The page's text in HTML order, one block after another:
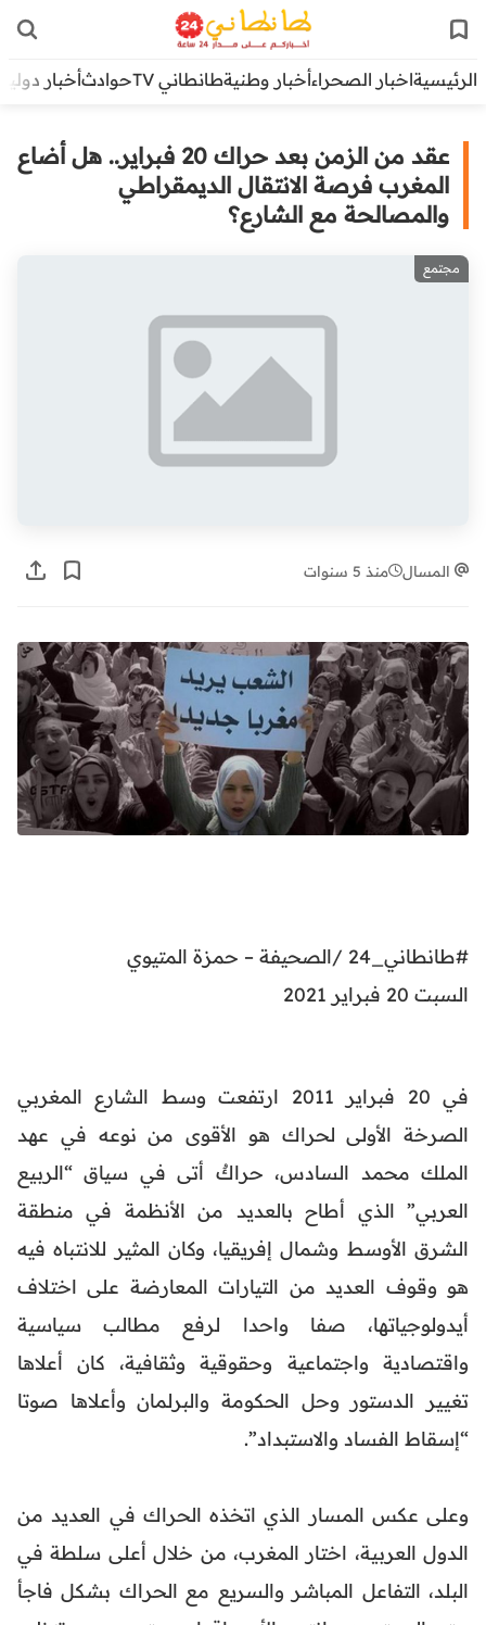
الرئيسيةاخبار الصحراءأخبار وطنيةطانطاني TV حوادثأخبار دولية
عقد من الزمن بعد حراك 20 فبراير.. هل أضاع
المغرب فرصة الانتقال الديمقراطي
والمصالحة مع الشارع؟
مجتمع
المسال منذ 5 سنوات
#طانطاني_24 /الصحيفة – حمزة المتيوي
السبت 20 فبراير 2021
في 20 فبراير 2011 ارتفعت وسط الشارع المغربي
الصرخة الأولى لحراك هو الأقوى من نوعه في عهد
الملك محمد السادس، حراكٌ أتى في سياق “الربيع
العربي” الذي أطاح بالعديد من الأنظمة في منطقة
الشرق الأوسط وشمال إفريقيا، وكان المثير للانتباه فيه
هو وقوف العديد من التيارات المعارضة على اختلاف
أيدولوجياتها، صفا واحدا لرفع مطالب سياسية
واقتصادية واجتماعية وحقوقية وثقافية، كان أعلاها
تغيير الدستور وحل الحكومة والبرلمان وأعلاها صوتا
“إسقاط الفساد والاستبداد”.
وعلى عكس المسار الذي اتخذه الحراك في العديد من
الدول العربية، اختار المغرب، من خلال أعلى سلطة في
البلد، التفاعل المباشر والسريع مع الحراك بشكل فاجأ